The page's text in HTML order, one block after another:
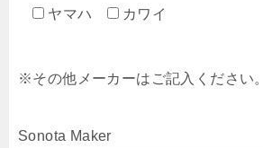
ヤマハ
カワイ
※その他メーカーはご記入ください。
Sonota Maker